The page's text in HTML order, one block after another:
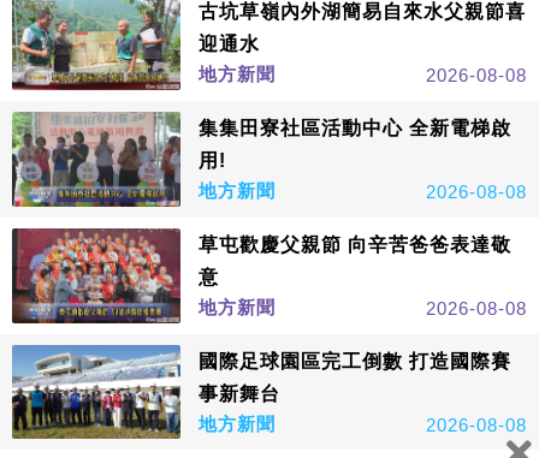
古坑草嶺內外湖簡易自來水父親節喜
迎通水
地方新聞
2026-08-08
集集田寮社區活動中心 全新電梯啟
用!
地方新聞
2026-08-08
草屯歡慶父親節 向辛苦爸爸表達敬
意
地方新聞
2026-08-08
國際足球園區完工倒數 打造國際賽
事新舞台
地方新聞
2026-08-08